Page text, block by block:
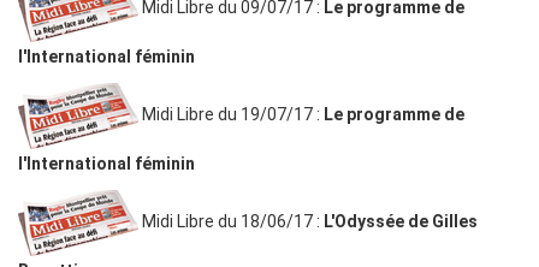
Midi Libre du 09/07/17 : Le programme de
l'International féminin
Midi Libre du 19/07/17 : Le programme de
l'International féminin
Midi Libre du 18/06/17 : L'Odyssée de Gilles